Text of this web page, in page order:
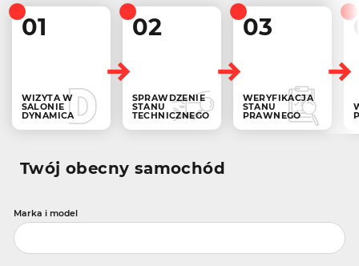
01
WIZYTA W
SALONIE
DYNAMICA
02
SPRAWDZENIE
STANU
TECHNICZNEGO
03
WERYFIKACJA
STANU
PRAWNEGO
Twój obecny samochód
Marka i model